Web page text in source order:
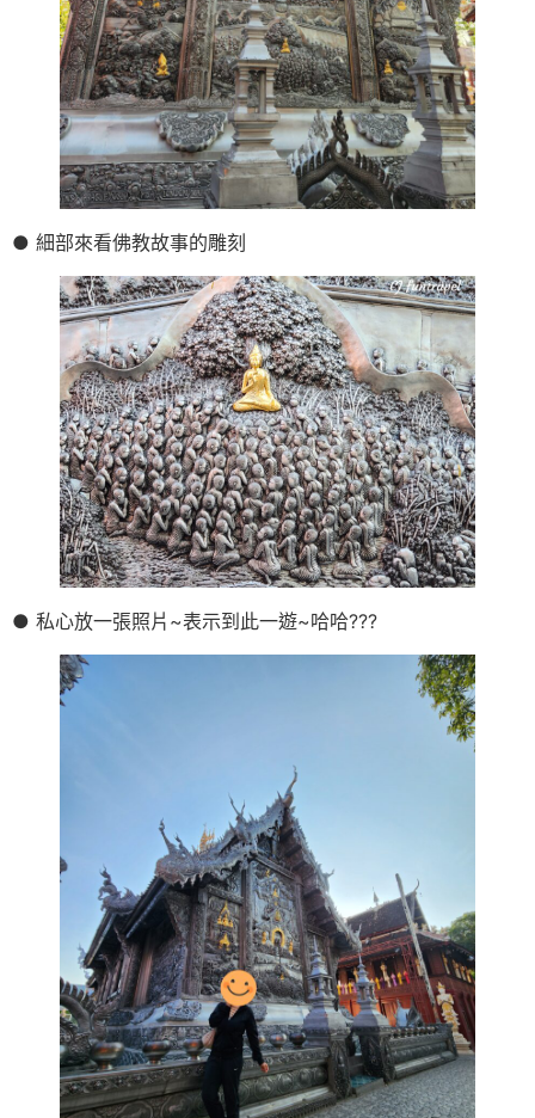
● 細部來看佛教故事的雕刻
● 私心放一張照片~表示到此一遊~哈哈???